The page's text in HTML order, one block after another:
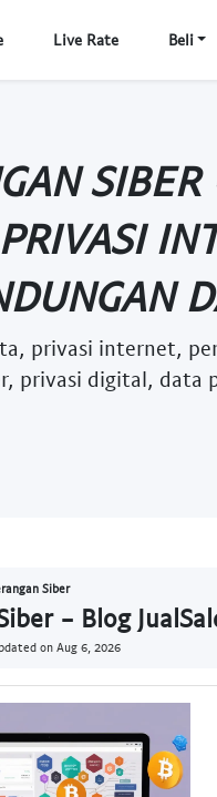
Live Rate Beli
privasi internet,
privasi digital, data
Siber
- Blog
on Aug 6, 2026